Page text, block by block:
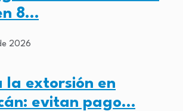
8…
2026
la extorsión en
evitan pago…